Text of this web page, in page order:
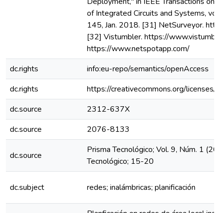
of Integrated Circuits and Systems,
145, Jan. 2018. [31] NetSurveyor.
[32] Vistumbler. https://
https://www.netspotapp.com/
dc.rights
info:eu-repo/semantics/openAccess
dc.rights
https://creativecommons.org/
dc.source
2312-637X
dc.source
2076-8133
dc.source
Prisma Tecnológico; Vol. 9, Núm. 1
Tecnológico; 15-20
dc.subject redes; inalámbricas; planificación